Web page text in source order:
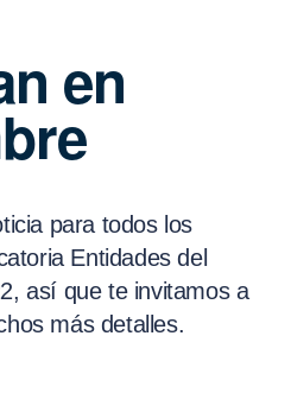
en
para todos los
Entidades del
así que te invitamos a
más detalles.